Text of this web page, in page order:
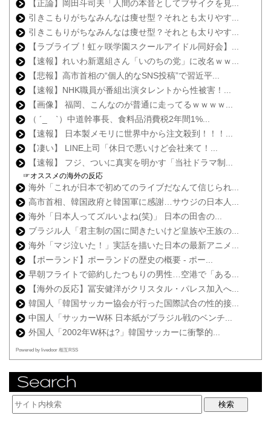
【正論】岡田斗司夫「人間の本音としてブサイクを見...
引きこもりがちなみんなは痩せ型？それとも太りやす...
引きこもりがちなみんなは痩せ型？それとも太りやす...
【ラブライブ！虹ヶ咲学園スクールアイドル同好会】...
【速報】れいわ新選組さん「いのちの党」に改名ｗｗ...
【悲報】高市首相の“個人的なSNS投稿”で習近平...
【速報】NHK職員が番組出演タレントから性被害！...
【画像】 福岡、こんなのが普通に走ってるｗｗｗｗ...
（ ´_ゝ`）中道幹事長、食料品消費税2年間1%...
【速報】 日本製メモリに世界中から注文殺到！！！...
【凄い】 LINE上司「休日で悪いけど会社来て！...
【速報】 フジ、ついに真実を明かす「当社ドラマ制...
☞オススメの海外の反応
海外「これが日本で初めてのライブだなんて信じられ...
高市首相、韓国政府と韓国軍に感謝…サウジの日本人...
海外「日本人ってズルいよね(笑)」 日本の田舎の...
ブラジル人「君主制の国に聞きたいけど皇族や王族の...
海外「マジ泣いた！」実話を描いた日本の最新アニメ...
【ポーランド】ポーランドの歴史の概要 - ポー...
早朝フライトで節約したつもりの男性…空港で「ある...
【海外の反応】冨安健洋がクリスタル・パレス加入へ...
韓国人「韓国サッカー協会が行った国際試合の性的接...
中国人「サッカーW杯 日本紙がブラジル戦のベンチ...
外国人「2002年W杯は?」韓国サッカーに衝撃的...
Powered by livedoor 相互RSS